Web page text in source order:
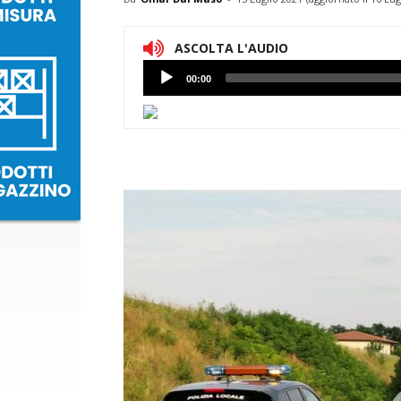
ASCOLTA L'AUDIO
Lettore
Audio
00:00